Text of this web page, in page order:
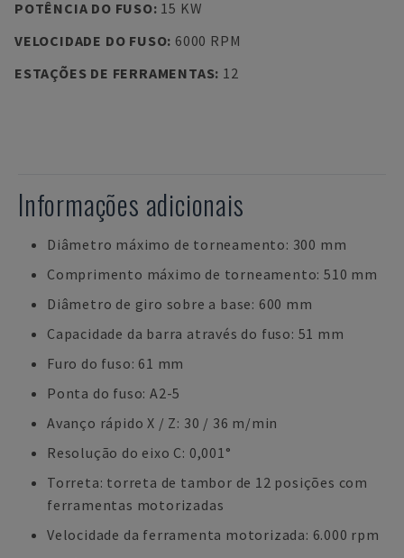
POTÊNCIA DO FUSO: 15 KW
VELOCIDADE DO FUSO: 6000 RPM
ESTAÇÕES DE FERRAMENTAS: 12
Informações adicionais
Diâmetro máximo de torneamento: 300 mm
Comprimento máximo de torneamento: 510 mm
Diâmetro de giro sobre a base: 600 mm
Capacidade da barra através do fuso: 51 mm
Furo do fuso: 61 mm
Ponta do fuso: A2-5
Avanço rápido X / Z: 30 / 36 m/min
Resolução do eixo C: 0,001°
Torreta: torreta de tambor de 12 posições com
ferramentas motorizadas
Velocidade da ferramenta motorizada: 6.000 rpm